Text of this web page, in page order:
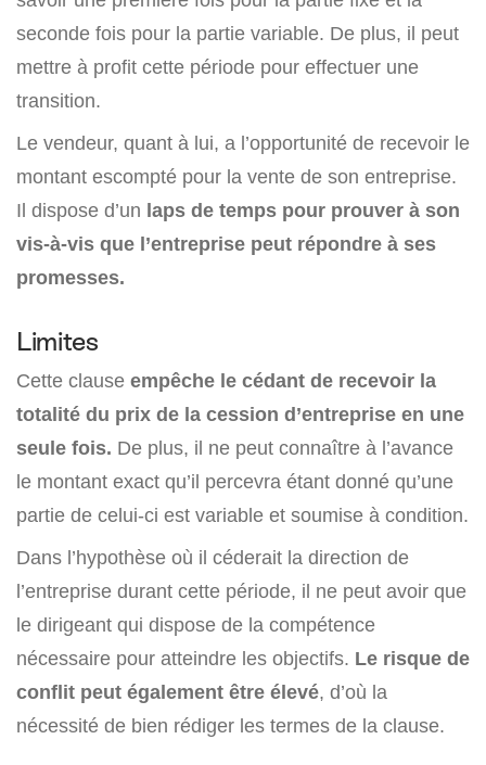
seconde fois pour la partie variable. De plus, il peut
mettre à profit cette période pour effectuer une
transition.
Le vendeur, quant à lui, a l’opportunité de recevoir le
montant escompté pour la vente de son entreprise.
Il dispose d’un laps de temps pour prouver à son
vis-à-vis que l’entreprise peut répondre à ses
promesses.
Limites
Cette clause empêche le cédant de recevoir la
totalité du prix de la cession d’entreprise en une
seule fois. De plus, il ne peut connaître à l’avance
le montant exact qu’il percevra étant donné qu’une
partie de celui-ci est variable et soumise à condition.
Dans l’hypothèse où il céderait la direction de
l’entreprise durant cette période, il ne peut avoir que
le dirigeant qui dispose de la compétence
nécessaire pour atteindre les objectifs. Le risque de
conflit peut également être élevé, d’où la
nécessité de bien rédiger les termes de la clause.